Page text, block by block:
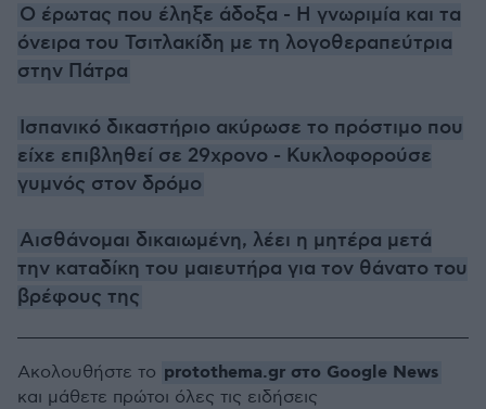
Ο έρωτας που έληξε άδοξα - Η γνωριμία και τα
όνειρα του Τσιτλακίδη με τη λογοθεραπεύτρια
στην Πάτρα
Ισπανικό δικαστήριο ακύρωσε το πρόστιμο που
είχε επιβληθεί σε 29χρονο - Κυκλοφορούσε
γυμνός στον δρόμο
Αισθάνομαι δικαιωμένη, λέει η μητέρα μετά
την καταδίκη του μαιευτήρα για τον θάνατο του
βρέφους της
Ακολουθήστε το protothema.gr στο Google News
και μάθετε πρώτοι όλες τις ειδήσεις